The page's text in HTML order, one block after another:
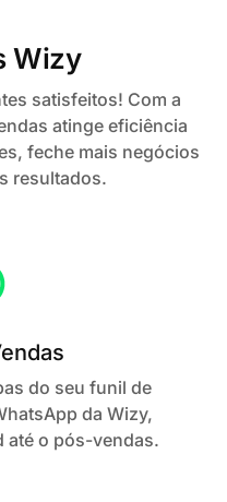
Wizy
satisfeitos! Com a
atinge eficiência
feche mais negócios
resultados.
do seu funil de
da Wizy,
até o pós-vendas.